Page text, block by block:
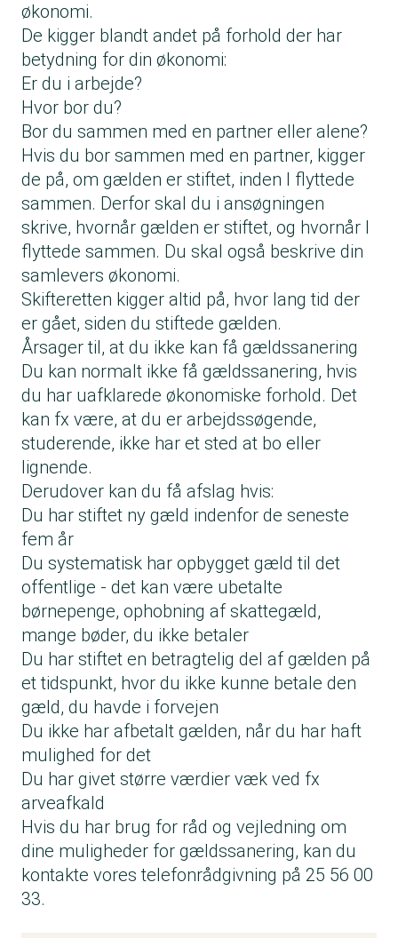
økonomi.
De kigger blandt andet på forhold der har
betydning for din økonomi:
Er du i arbejde?
Hvor bor du?
Bor du sammen med en partner eller alene?
Hvis du bor sammen med en partner, kigger
de på, om gælden er stiftet, inden I flyttede
sammen. Derfor skal du i ansøgningen
skrive, hvornår gælden er stiftet, og hvornår I
flyttede sammen. Du skal også beskrive din
samlevers økonomi.
Skifteretten kigger altid på, hvor lang tid der
er gået, siden du stiftede gælden.
Årsager til, at du ikke kan få gældssanering
Du kan normalt ikke få gældssanering, hvis
du har uafklarede økonomiske forhold. Det
kan fx være, at du er arbejdssøgende,
studerende, ikke har et sted at bo eller
lignende.
Derudover kan du få afslag hvis:
Du har stiftet ny gæld indenfor de seneste
fem år
Du systematisk har opbygget gæld til det
offentlige - det kan være ubetalte
børnepenge, ophobning af skattegæld,
mange bøder, du ikke betaler
Du har stiftet en betragtelig del af gælden på
et tidspunkt, hvor du ikke kunne betale den
gæld, du havde i forvejen
Du ikke har afbetalt gælden, når du har haft
mulighed for det
Du har givet større værdier væk ved fx
arveafkald
Hvis du har brug for råd og vejledning om
dine muligheder for gældssanering, kan du
kontakte vores telefonrådgivning på 25 56 00
33.